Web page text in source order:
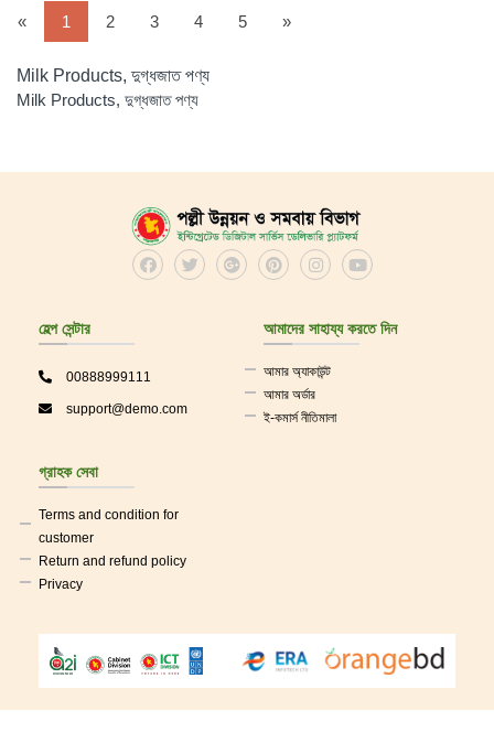
« 1 2 3 4 5 »
Milk Products, দুগ্ধজাত পণ্য
Milk Products, দুগ্ধজাত পণ্য
হেল্প সেন্টার
00888999111
support@demo.com
আমাদের সাহায্য করতে দিন
আমার অ্যাকাউন্ট
আমার অর্ডার
ই-কমার্স নীতিমালা
গ্রাহক সেবা
Terms and condition for
customer
Return and refund policy
Privacy